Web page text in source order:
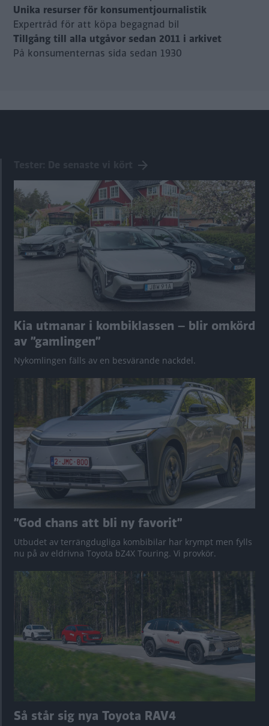
Unika resurser för konsumentjournalistik
Expertråd för att köpa begagnad bil
Tillgång till alla utgåvor sedan 2011 i arkivet
På konsumenternas sida sedan 1930
Kia utmanar i kombiklassen – blir omkörd
av ”gamlingen”
Nykomlingen fälls av en besvärande nackdel.
”God chans att bli ny favorit”
Utbudet av terrängdugliga kombibilar har krympt men fylls
nu på av eldrivna Toyota bZ4X Touring. Vi provkör.
Så står sig nya Toyota RAV4